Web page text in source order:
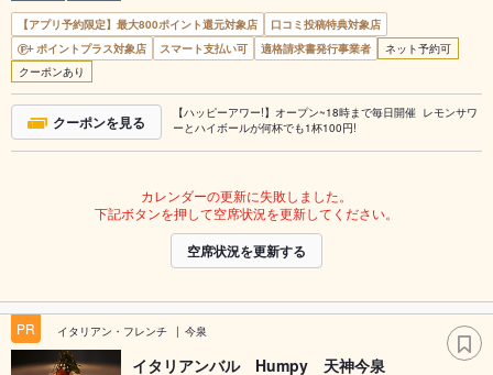
【アプリ予約限定】最大800ポイント還元対象店
口コミ投稿特典対象店
ポイントプラス対象店
スマート支払い可 適格請求書発行事業者
ネット予約可
クーポンあり
クーポンを見る
【ハッピーアワー!】オープン~18時まで毎日開催 レモンサワ
ーとハイボールが何杯でも1杯100円!
カレンダーの更新に失敗しました。
下記ボタンを押して空席状況を更新してください。
空席状況を更新する
PR イタリアン・フレンチ 今泉
イタリアンバル Humpy 天神今泉